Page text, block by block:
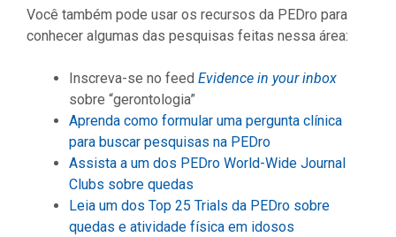
Você também pode usar os recursos da PEDro para
conhecer algumas das pesquisas feitas nessa área:
Inscreva-se no feed Evidence in your inbox
sobre “gerontologia”
Aprenda como formular uma pergunta clínica
para buscar pesquisas na PEDro
Assista a um dos PEDro World-Wide Journal
Clubs sobre quedas
Leia um dos Top 25 Trials da PEDro sobre
quedas e atividade física em idosos